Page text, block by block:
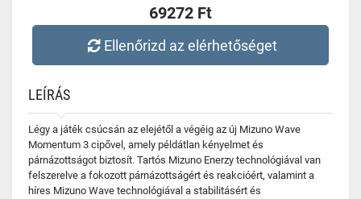
69272 Ft
Ellenőrizd az elérhetőséget
LEÍRÁS
Légy a játék csúcsán az elejétől a végéig az új Mizuno Wave
Momentum 3 cipővel, amely példátlan kényelmet és
párnázottságot biztosít. Tartós Mizuno Enerzy technológiával van
felszerelve a fokozott párnázottságért és reakcióért, valamint a
híres Mizuno Wave technológiával a stabilitásért és